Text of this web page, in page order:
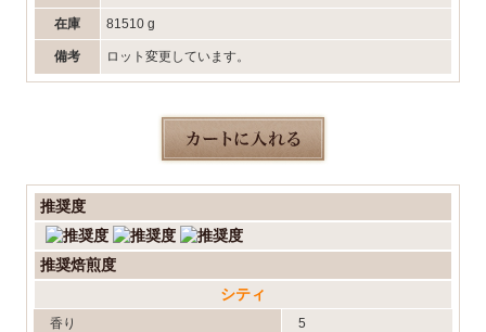
在庫 81510 g
備考 ロット変更しています。
推奨度
推奨焙煎度
シティ
香り
5